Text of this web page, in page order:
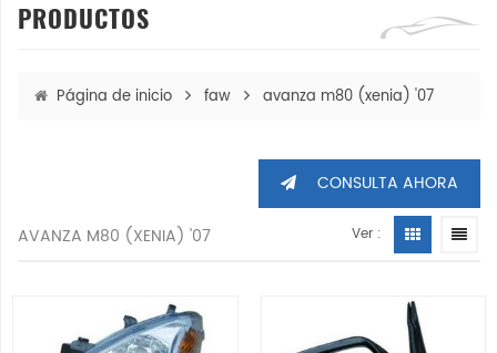
PRODUCTOS
Página de inicio faw avanza m80 (xenia) '07
CONSULTA AHORA
AVANZA M80 (XENIA) '07 Ver :